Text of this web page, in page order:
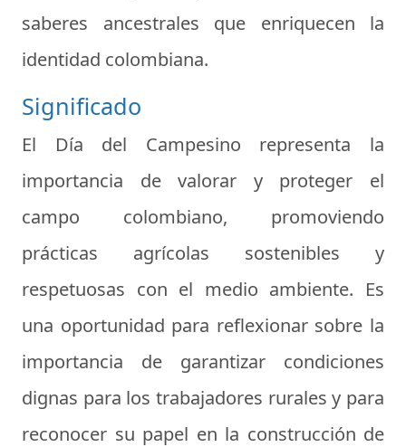
saberes ancestrales que enriquecen la
identidad colombiana.
Significado
El Día del Campesino representa la
importancia de valorar y proteger el
campo colombiano, promoviendo
prácticas agrícolas sostenibles y
respetuosas con el medio ambiente. Es
una oportunidad para reflexionar sobre la
importancia de garantizar condiciones
dignas para los trabajadores rurales y para
reconocer su papel en la construcción de